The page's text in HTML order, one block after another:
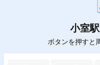
小室
ボタンを押すと